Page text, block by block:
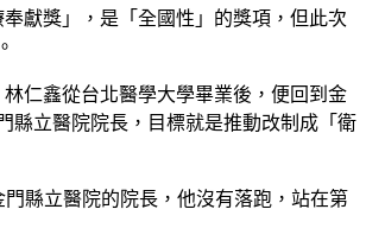
獻獎」，是「全國性」的獎項，但此次
仁鑫從台北醫學大學畢業後，便回到金
縣立醫院院長，目標就是推動改制成「衛
縣立醫院的院長，他沒有落跑，站在第